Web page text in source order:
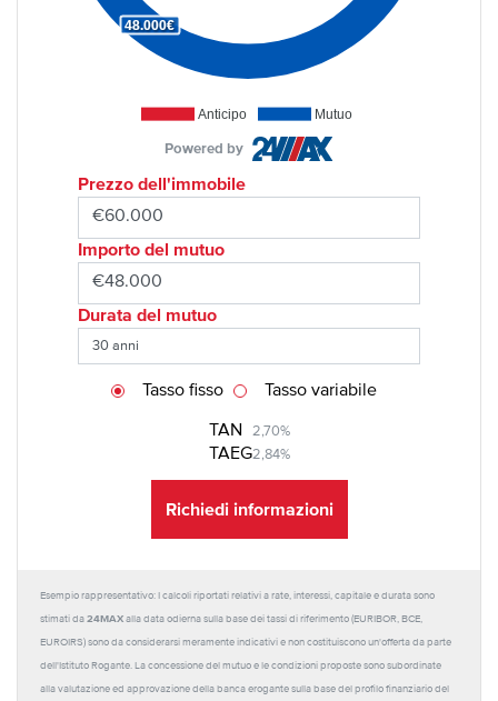
Anticipo Mutuo
48.000€
Powered by
Prezzo dell'immobile
Importo del mutuo
Durata del mutuo
TAN 2,70%
TAEG2,84%
Tasso fisso Tasso variabile
Richiedi informazioni
Esempio rappresentativo: I calcoli riportati relativi a rate, interessi, capitale e durata sono
stimati da 24MAX alla data odierna sulla base dei tassi di riferimento (EURIBOR, BCE,
EUROIRS) sono da considerarsi meramente indicativi e non costituiscono un'offerta da parte
dell'Istituto Rogante. La concessione del mutuo e le condizioni proposte sono subordinate
alla valutazione ed approvazione della banca erogante sulla base del profilo finanziario del